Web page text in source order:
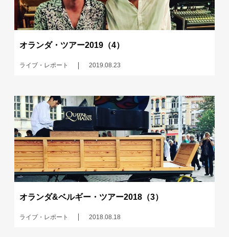
オランダ・ツアー2019（4）
ライブ・レポート 2019.08.23
オランダ&ベルギー・ツアー2018（3）
ライブ・レポート 2018.08.18